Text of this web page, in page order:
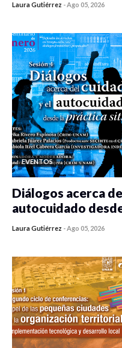
Laura Gutiérrez -Ago 05, 2026
EVENTOS
Diálogos acerca
autocuidado
Laura Gutiérrez -Ago 05, 2026